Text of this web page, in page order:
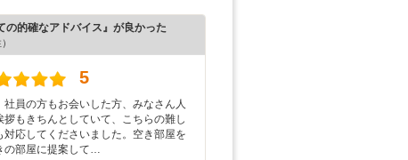
の的確なアドバイス』が良かった
5
社員の方もお会いした方、みなさん人
拶もきちんとしていて、こちらの難し
対応してくださいました。空き部屋を
の部屋に提案して…